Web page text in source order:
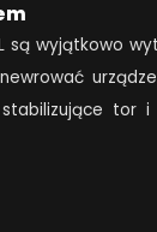
są wyjątkowo
tor i